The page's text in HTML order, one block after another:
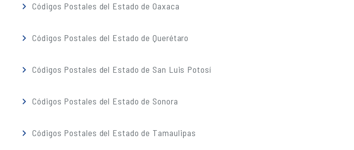
Códigos Postales del Estado de Oaxaca
Códigos Postales del Estado de Querétaro
Códigos Postales del Estado de San Luis Potosí
Códigos Postales del Estado de Sonora
Códigos Postales del Estado de Tamaulipas